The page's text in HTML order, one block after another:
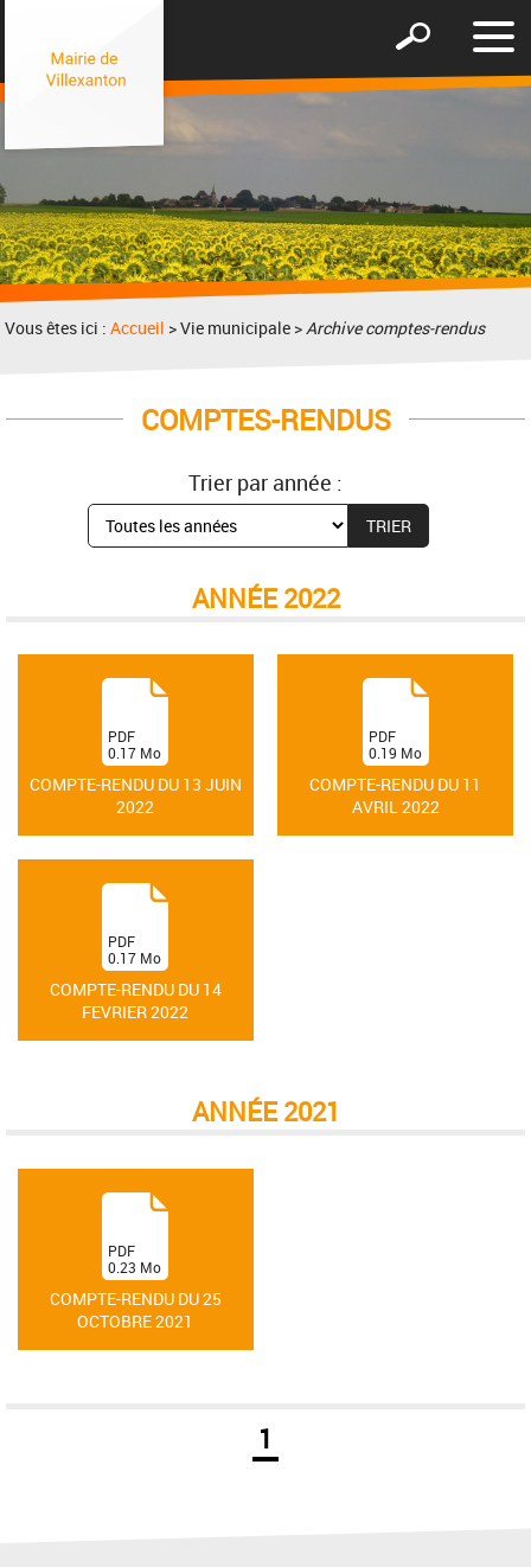
le
Afficher
formulaire
Vous êtes ici :Accueil > Vie municipale >Archive comptes-rendus
COMPTES-RENDUS
Trier par année :
ANNÉE 2022
COMPTE-RENDU DU 13 JUIN
2022
(PDF
0.17 Mo
)
COMPTE-RENDU DU 11
AVRIL 2022
(PDF
0.19 Mo
)
COMPTE-RENDU DU 14
FEVRIER 2022
(PDF
0.17 Mo
)
ANNÉE 2021
COMPTE-RENDU DU 25
OCTOBRE 2021
(PDF
0.23 Mo
)
1